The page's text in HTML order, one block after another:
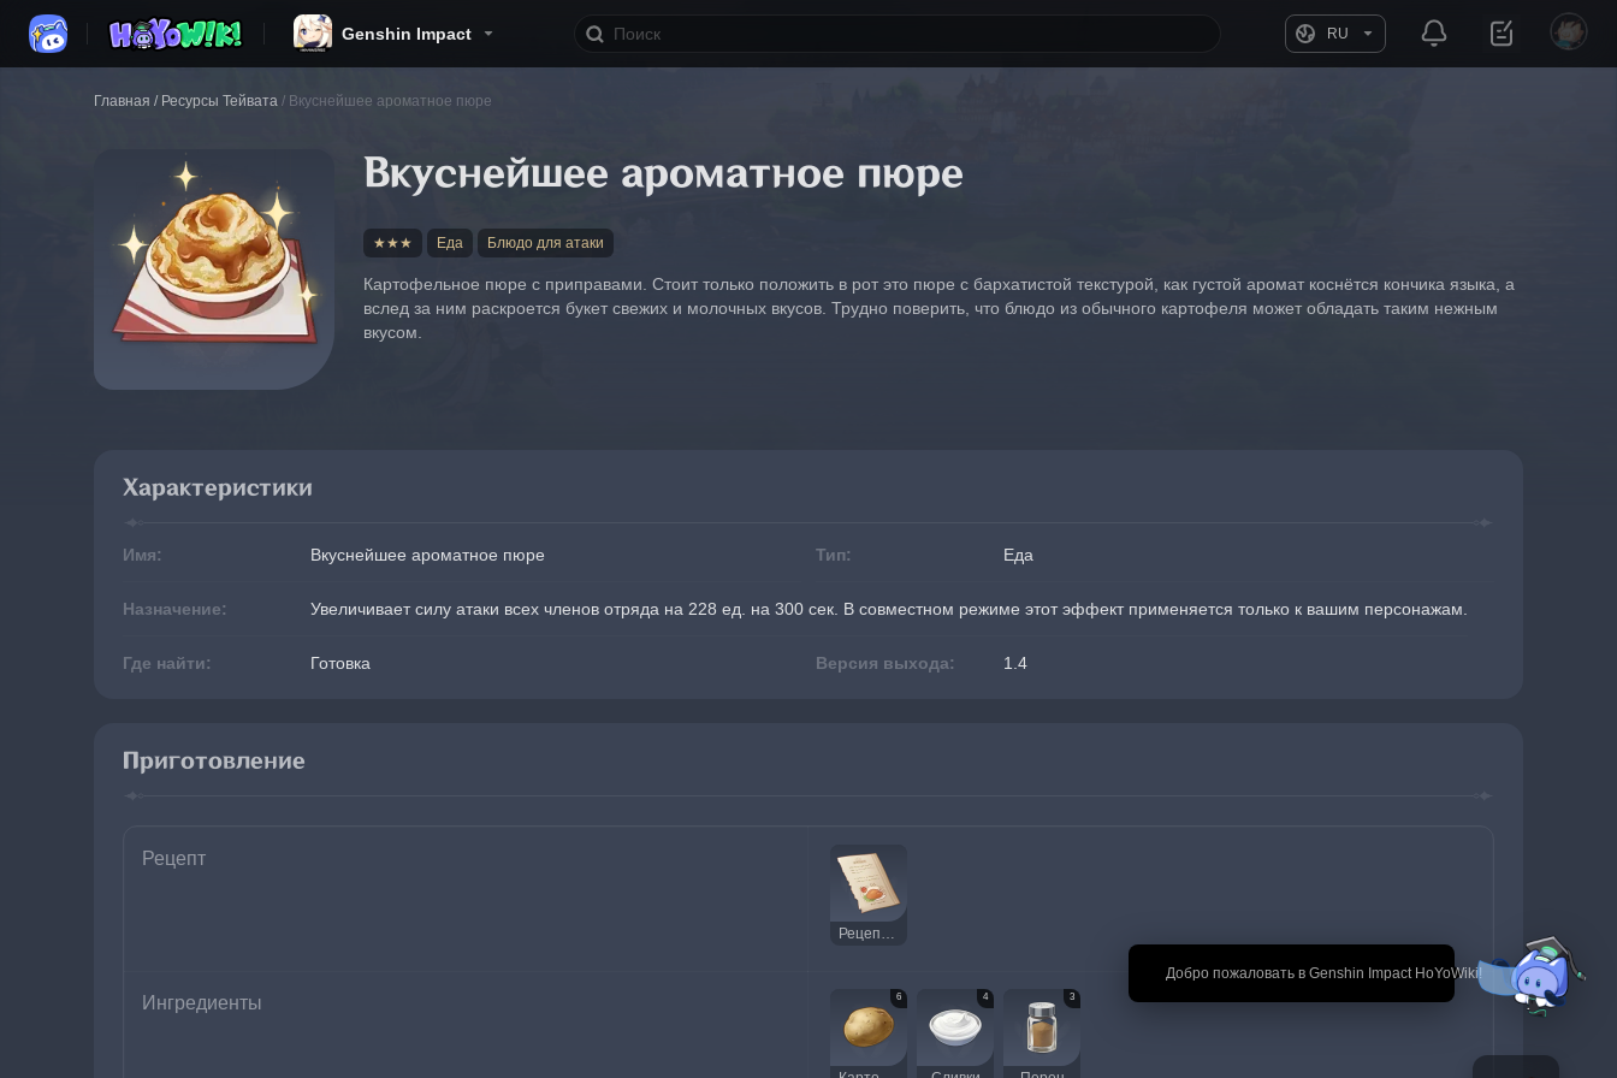
Genshin Impact RU
🎉 Добро пожаловать в Genshin Impact HoYoWiki!
Главная / Ресурсы Тейвата / Вкуснейшее ароматное пюре
Вкуснейшее ароматное пюре
★★★ Еда Блюдо для атаки
Картофельное пюре с приправами. Стоит только положить в рот это пюре с бархатистой текстурой, как густой аромат коснётся кончика языка, а
вслед за ним раскроется букет свежих и молочных вкусов. Трудно поверить, что блюдо из обычного картофеля может обладать таким нежным
вкусом.
Характеристики
Имя: Вкуснейшее ароматное пюре Тип: Еда
Назначение: Увеличивает силу атаки всех членов отряда на 228 ед. на 300 сек. В совместном режиме этот эффект применяется только к вашим персонажам.
Где найти: Готовка Версия выхода: 1.4
Приготовление
Рецепт
Рецепт: Ароматное пюре
Ингредиенты 6 4 3